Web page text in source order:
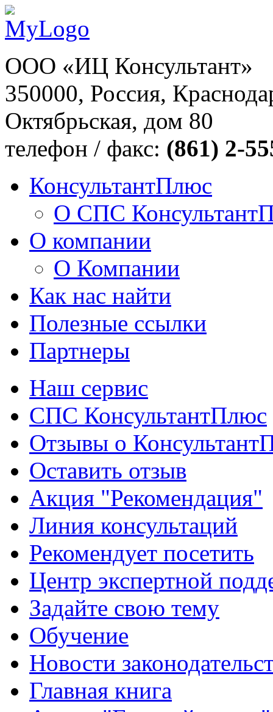
ООО «ИЦ Консультант»
350000, Россия,
Октябрьская, дом 80
телефон / факс: (861) 2-
КонсультантПлюс
О СПС
О компании
О Компании
Как нас найти
Полезные ссылки
Партнеры
Наш сервис
СПС КонсультантПлюс
Отзывы о
Оставить отзыв
Акция "Рекомендация"
Линия консультаций
Рекомендует посетить
Центр экспертной
Задайте свою тему
Обучение
Новости
Главная книга